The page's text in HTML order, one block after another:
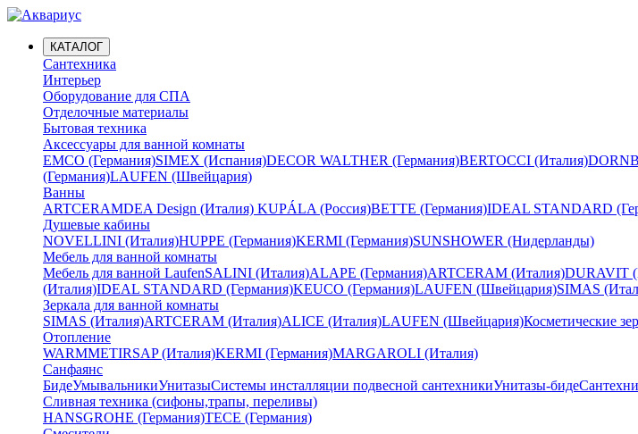
КАТАЛОГ
Сантехника
Интерьер
Оборудование для СПА
Отделочные материалы
Бытовая техника
Аксессуары для ванной комнаты
EMCO (Германия)SIMEX (Испания)DECOR WALTHER (Германия)BERTOCCI (Италия)
(Германия)LAUFEN (Швейцария)
Ванны
ARTCERAMDEA Design (Италия) KUPÁLA (Россия)BETTE (Германия)IDEAL STANDARD
Душевые кабины
NOVELLINI (Италия)HUPPE (Германия)KERMI (Германия)SUNSHOWER (Нидерланды)
Мебель для ванной комнаты
Мебель для ванной LaufenSALINI (Италия)ALAPE (Германия)ARTCERAM (Италия)DURAVIT
(Италия)IDEAL STANDARD (Германия)KEUCO (Германия)LAUFEN (Швейцария)SIMAS
Зеркала для ванной комнаты
SIMAS (Италия)ARTCERAM (Италия)ALICE (Италия)LAUFEN (Швейцария)Косметические
Отопление
WARMMETIRSAP (Италия)KERMI (Германия)MARGAROLI (Италия)
Санфаянс
БидеУмывальникиУнитазыСистемы инсталляции подвесной сантехникиУнитазы-биде
Сливная техника (сифоны,трапы, переливы)
HANSGROHE (Германия)TECE (Германия)